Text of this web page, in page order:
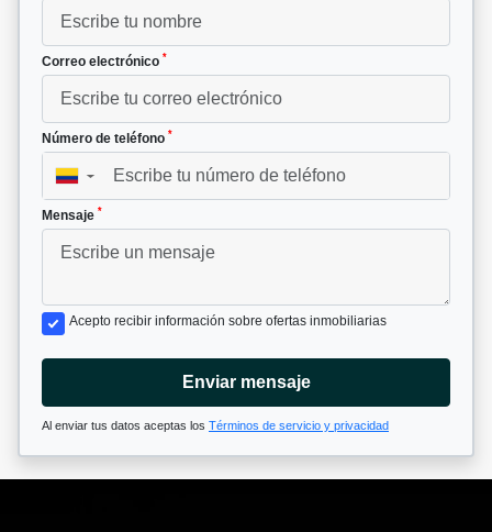
Correo electrónico *
Número de teléfono *
▼
Mensaje *
Acepto recibir información sobre ofertas inmobiliarias
Enviar mensaje
Al enviar tus datos aceptas los Términos de servicio y privacidad